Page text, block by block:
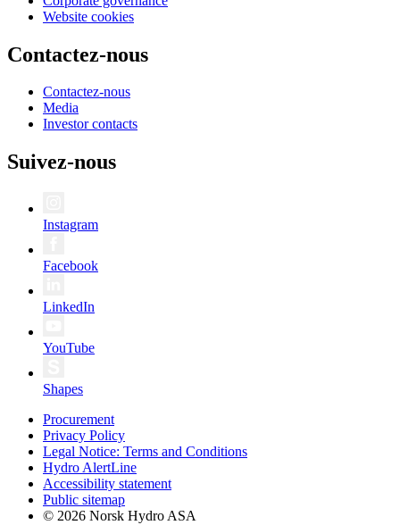
Website cookies
Contactez-nous
Contactez-nous
Media
Investor contacts
Suivez-nous
Instagram
Facebook
LinkedIn
YouTube
Shapes
Procurement
Privacy Policy
Legal Notice: Terms and Conditions
Hydro AlertLine
Accessibility statement
Public sitemap
© 2026 Norsk Hydro ASA